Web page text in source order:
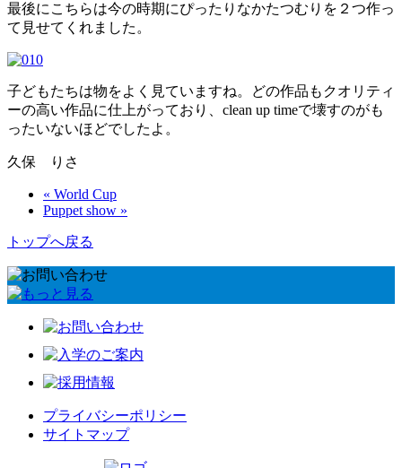
最後にこちらは今の時期にぴったりなかたつむりを２つ作っ
て見せてくれました。
子どもたちは物をよく見ていますね。どの作品もクオリティ
ーの高い作品に仕上がっており、clean up timeで壊すのがも
ったいないほどでしたよ。
久保 りさ
« World Cup
Puppet show »
トップへ戻る
プライバシーポリシー
サイトマップ